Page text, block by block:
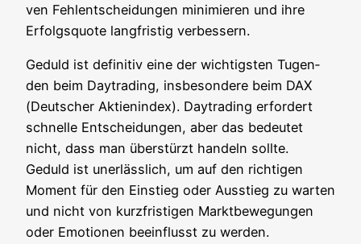
ven Fehl­ent­schei­dun­gen mini­mie­ren und ihre
Erfolgs­quo­te lang­fris­tig verbessern.
Geduld ist defi­ni­tiv eine der wich­tigs­ten Tugen­
den beim Day­tra­ding, ins­be­son­de­re beim DAX
(Deut­scher Akti­en­in­dex). Day­tra­ding erfor­dert
schnel­le Ent­schei­dun­gen, aber das bedeu­tet
nicht, dass man über­stürzt han­deln soll­te.
Geduld ist uner­läss­lich, um auf den rich­ti­gen
Moment für den Ein­stieg oder Aus­stieg zu war­ten
und nicht von kurz­fris­ti­gen Markt­be­we­gun­gen
oder Emo­tio­nen beein­flusst zu werden.